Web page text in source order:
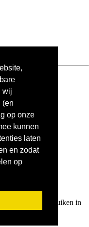
wij
(en
op onze
kunnen
laten
en zodat
op
of om te gebruiken in